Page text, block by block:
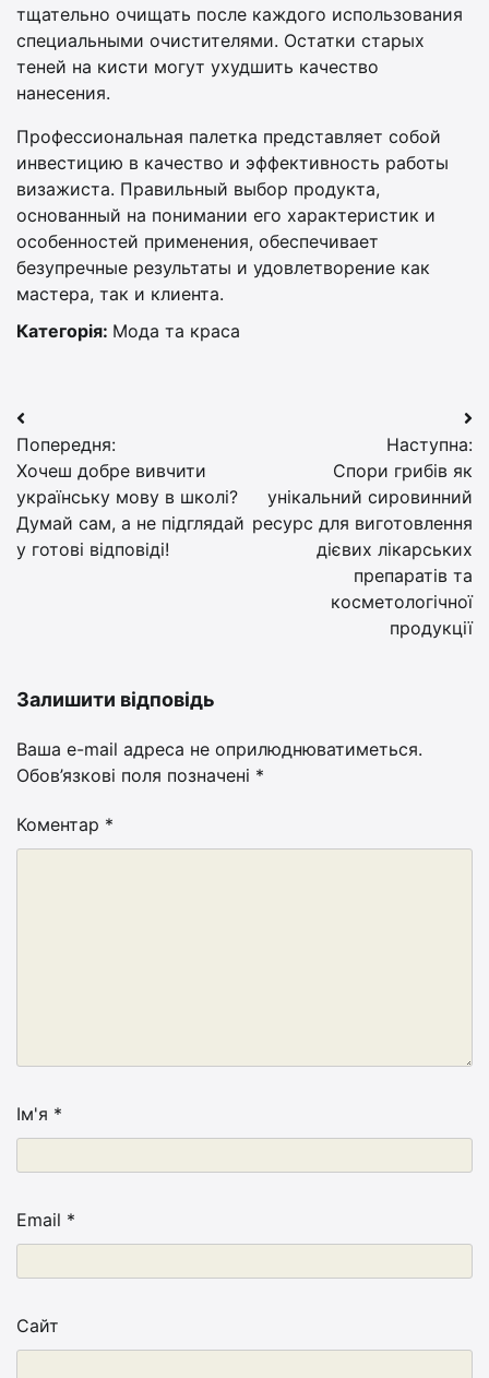
тщательно очищать после каждого использования
специальными очистителями. Остатки старых
теней на кисти могут ухудшить качество
нанесения.
Профессиональная палетка представляет собой
инвестицию в качество и эффективность работы
визажиста. Правильный выбор продукта,
основанный на понимании его характеристик и
особенностей применения, обеспечивает
безупречные результаты и удовлетворение как
мастера, так и клиента.
Категорія: Мода та краса
Навігація
записів
Попередня:
Хочеш добре вивчити
українську мову в школі?
Думай сам, а не підглядай
у готові відповіді!
Наступна:
Спори грибів як
унікальний сировинний
ресурс для виготовлення
дієвих лікарських
препаратів та
косметологічної
продукції
Залишити відповідь
Ваша e-mail адреса не оприлюднюватиметься.
Обов’язкові поля позначені *
Коментар *
Ім'я *
Email *
Сайт